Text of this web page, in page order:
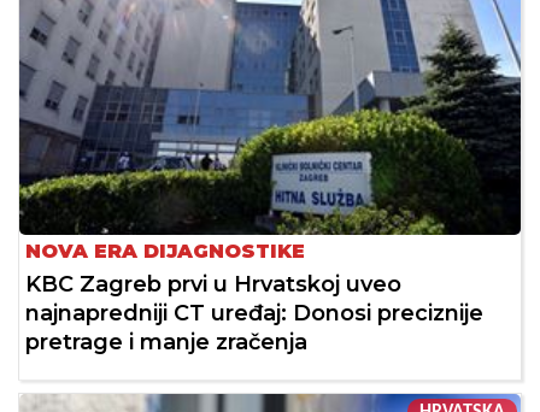
NOVA ERA DIJAGNOSTIKE
KBC Zagreb prvi u Hrvatskoj uveo
najnapredniji CT uređaj: Donosi preciznije
pretrage i manje zračenja